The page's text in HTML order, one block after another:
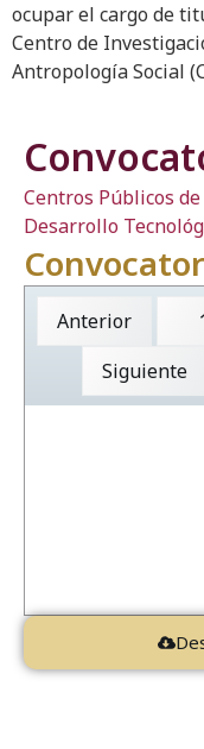
ocupar el cargo de
Centro de
Antropología Social
Centros Públicos
Desarrollo
Anterior
Siguiente